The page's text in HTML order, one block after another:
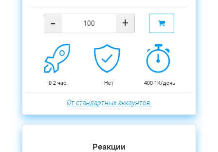
- +
0-2 час. Нет 400-1К/день
От стандартных аккаунтов
Реакции